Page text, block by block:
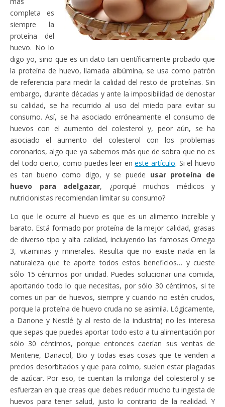
completa es
siempre la
proteína del
huevo. No lo
digo yo, sino que es un dato tan científicamente probado que
la proteína de huevo, llamada albúmina, se usa como patrón
de referencia para medir la calidad del resto de proteínas. Sin
embargo, durante décadas y ante la imposibilidad de denostar
su calidad, se ha recurrido al uso del miedo para evitar su
consumo. Así, se ha asociado erróneamente el consumo de
huevos con el aumento del colesterol y, peor aún, se ha
asociado el aumento del colesterol con los problemas
coronarios, algo que ya sabemos más que de sobra que no es
del todo cierto, como puedes leer eneste artículo. Si el huevo
es tan bueno como digo, y se puede usar proteína de
huevo para adelgazar, ¿porqué muchos médicos y
nutricionistas recomiendan limitar su consumo?
Lo que le ocurre al huevo es que es un alimento increíble y
barato. Está formado por proteína de la mejor calidad, grasas
de diverso tipo y alta calidad, incluyendo las famosas Omega
3, vitaminas y minerales. Resulta que no existe nada en la
naturaleza que te aporte todos estos beneficios… y cueste
sólo 15 céntimos por unidad. Puedes solucionar una comida,
aportando todo lo que necesitas, por sólo 30 céntimos, si te
comes un par de huevos, siempre y cuando no estén crudos,
porque la proteína de huevo cruda no se asimila. Lógicamente,
a Danone y Nestlé (y al resto de la industria) no les interesa
que sepas que puedes aportar todo esto a tu alimentación por
sólo 30 céntimos, porque entonces caerían sus ventas de
Meritene, Danacol, Bio y todas esas cosas que te venden a
precios desorbitados y que para colmo, suelen estar plagadas
de azúcar. Por eso, te cuentan la milonga del colesterol y se
esfuerzan en que creas que debes reducir mucho tu ingesta de
huevos para tener salud, justo lo contrario de la realidad. Y